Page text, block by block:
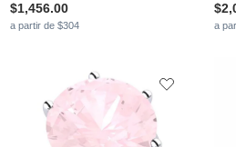
$1,456.00
a partir de $304 a